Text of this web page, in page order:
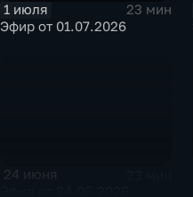
1 июля
23 мин
Эфир от 01.07.2026
24 июня